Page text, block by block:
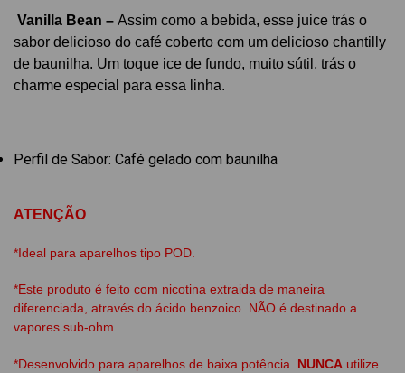
Vanilla Bean – Assim como a bebida, esse juice trás o
sabor delicioso do café coberto com um delicioso chantilly
de baunilha. Um toque ice de fundo, muito sútil, trás o
charme especial para essa linha.
Perfil de Sabor: Café gelado com baunilha
ATENÇÃO
*Ideal para aparelhos tipo POD.
*Este produto é feito com nicotina extraida de maneira
diferenciada, através do ácido benzoico. NÃO é destinado a
vapores sub-ohm.
*Desenvolvido para aparelhos de baixa potência. NUNCA utilize